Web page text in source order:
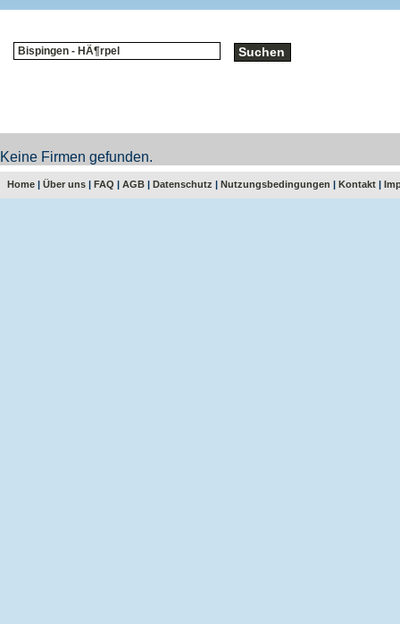
Keine Firmen gefunden.
Home | Über uns | FAQ | AGB | Datenschutz | Nutzungsbedingungen | Kontakt |